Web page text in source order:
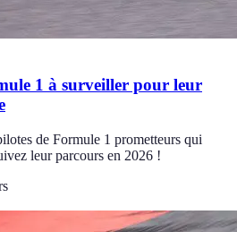
1 à surveiller pour leur
de Formule 1 prometteurs qui
leur parcours en 2026 !